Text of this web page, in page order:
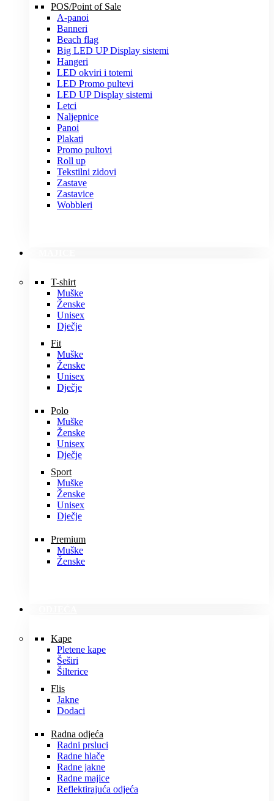
POS/Point of Sale
A-panoi
Banneri
Beach flag
Big LED UP Display sistemi
Hangeri
LED okviri i totemi
LED Promo pultevi
LED UP Display sistemi
Letci
Naljepnice
Panoi
Plakati
Promo pultovi
Roll up
Tekstilni zidovi
Zastave
Zastavice
Wobbleri
T-shirt
Muške
Ženske
Unisex
Dječje
Fit
Muške
Ženske
Unisex
Dječje
Polo
Muške
Ženske
Unisex
Dječje
Sport
Muške
Ženske
Unisex
Dječje
Premium
Muške
Ženske
Kape
Pletene kape
Šeširi
Šilterice
Flis
Jakne
Dodaci
Radna odjeća
Radni prsluci
Radne hlače
Radne jakne
Radne majice
Reflektirajuća odjeća